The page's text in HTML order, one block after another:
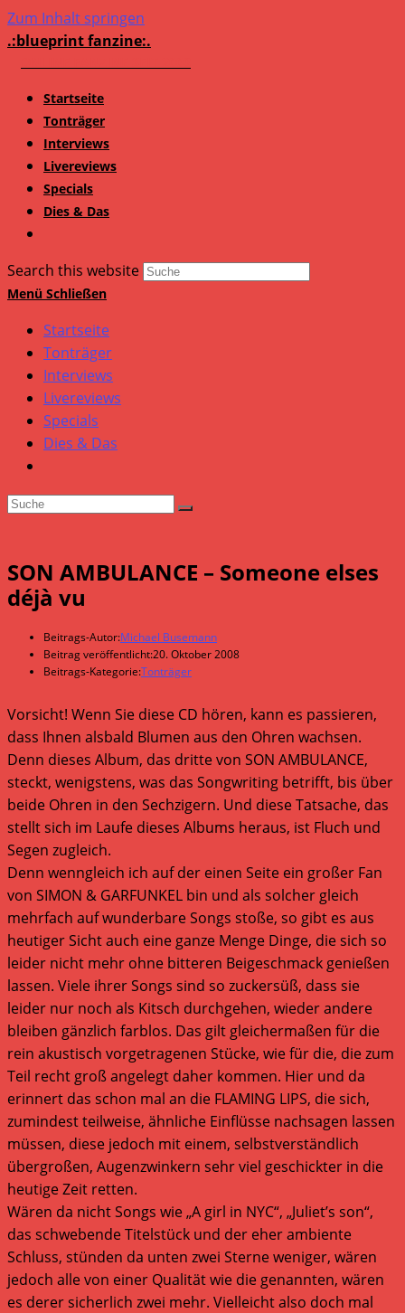
Zum Inhalt springen
.:blueprint fanzine:.
Startseite
Tonträger
Interviews
Livereviews
Specials
Dies & Das
Search this website
Menü Schließen
Startseite
Tonträger
Interviews
Livereviews
Specials
Dies & Das
SON AMBULANCE – Someone elses
déjà vu
Beitrags-Autor:Michael Busemann
Beitrag veröffentlicht:20. Oktober 2008
Beitrags-Kategorie:Tonträger
Vorsicht! Wenn Sie diese CD hören, kann es passieren,
dass Ihnen alsbald Blumen aus den Ohren wachsen.
Denn dieses Album, das dritte von SON AMBULANCE,
steckt, wenigstens, was das Songwriting betrifft, bis über
beide Ohren in den Sechzigern. Und diese Tatsache, das
stellt sich im Laufe dieses Albums heraus, ist Fluch und
Segen zugleich.
Denn wenngleich ich auf der einen Seite ein großer Fan
von SIMON & GARFUNKEL bin und als solcher gleich
mehrfach auf wunderbare Songs stoße, so gibt es aus
heutiger Sicht auch eine ganze Menge Dinge, die sich so
leider nicht mehr ohne bitteren Beigeschmack genießen
lassen. Viele ihrer Songs sind so zuckersüß, dass sie
leider nur noch als Kitsch durchgehen, wieder andere
bleiben gänzlich farblos. Das gilt gleichermaßen für die
rein akustisch vorgetragenen Stücke, wie für die, die zum
Teil recht groß angelegt daher kommen. Hier und da
erinnert das schon mal an die FLAMING LIPS, die sich,
zumindest teilweise, ähnliche Einflüsse nachsagen lassen
müssen, diese jedoch mit einem, selbstverständlich
übergroßen, Augenzwinkern sehr viel geschickter in die
heutige Zeit retten.
Wären da nicht Songs wie „A girl in NYC“, „Juliet’s son“,
das schwebende Titelstück und der eher ambiente
Schluss, stünden da unten zwei Sterne weniger, wären
jedoch alle von einer Qualität wie die genannten, wären
es derer sicherlich zwei mehr. Vielleicht also doch mal